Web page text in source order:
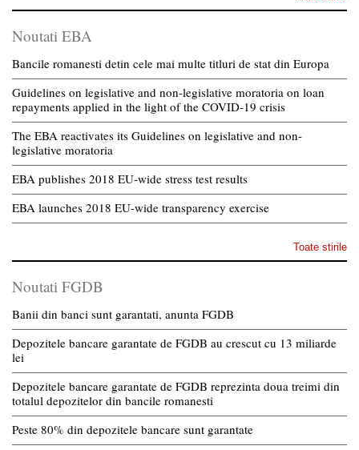
Noutati EBA
Bancile romanesti detin cele mai multe titluri de stat din Europa
Guidelines on legislative and non-legislative moratoria on loan
repayments applied in the light of the COVID-19 crisis
The EBA reactivates its Guidelines on legislative and non-
legislative moratoria
EBA publishes 2018 EU-wide stress test results
EBA launches 2018 EU-wide transparency exercise
Toate stirile
Noutati FGDB
Banii din banci sunt garantati, anunta FGDB
Depozitele bancare garantate de FGDB au crescut cu 13 miliarde
lei
Depozitele bancare garantate de FGDB reprezinta doua treimi din
totalul depozitelor din bancile romanesti
Peste 80% din depozitele bancare sunt garantate